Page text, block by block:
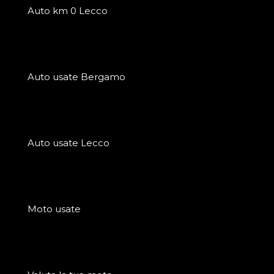
Auto km 0 Lecco
Auto usate Bergamo
Auto usate Lecco
Moto usate